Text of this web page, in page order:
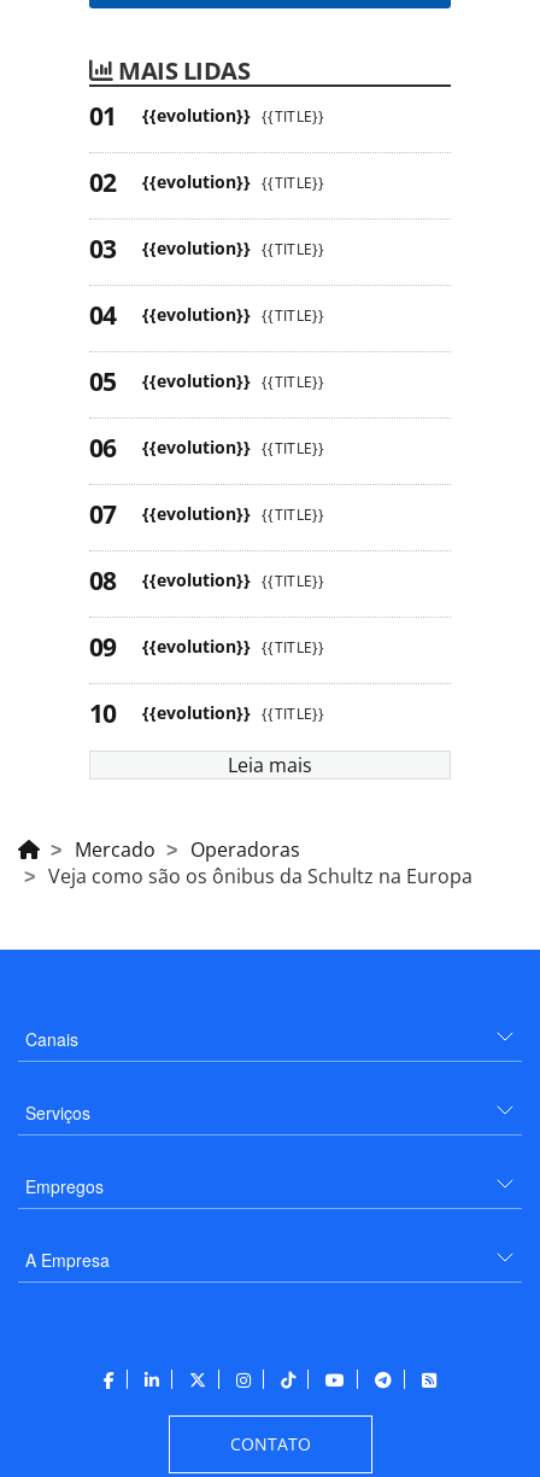
MAIS LIDAS
{{evolution}} {{TITLE}}
{{evolution}} {{TITLE}}
{{evolution}} {{TITLE}}
{{evolution}} {{TITLE}}
{{evolution}} {{TITLE}}
{{evolution}} {{TITLE}}
{{evolution}} {{TITLE}}
{{evolution}} {{TITLE}}
{{evolution}} {{TITLE}}
{{evolution}} {{TITLE}}
Leia mais
Mercado
Operadoras
Veja como são os ônibus da Schultz na Europa
Canais
Serviços
Empregos
A Empresa
CONTATO